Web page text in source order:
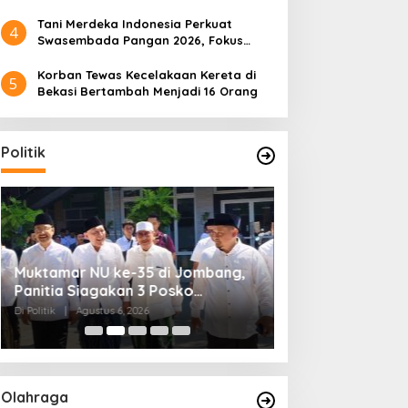
4
Tani Merdeka Indonesia Perkuat
Swasembada Pangan 2026, Fokus
5
Korban Tewas Kecelakaan Kereta di
Bekasi Bertambah Menjadi 16 Orang
Politik
Muktamar NU ke-35 di Jombang,
Panitia Siagakan 3 Posko
Kesehatan 24 Jam
Di Politik | Agustus 6, 2026
Olahraga